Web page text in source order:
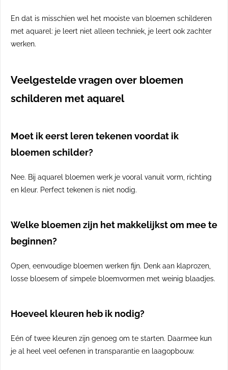
En dat is misschien wel het mooiste van bloemen schilderen
met aquarel: je leert niet alleen techniek, je leert ook zachter
werken.
Veelgestelde vragen over bloemen
schilderen met aquarel
Moet ik eerst leren tekenen voordat ik
bloemen schilder?
Nee. Bij aquarel bloemen werk je vooral vanuit vorm, richting
en kleur. Perfect tekenen is niet nodig.
Welke bloemen zijn het makkelijkst om mee te
beginnen?
Open, eenvoudige bloemen werken fijn. Denk aan klaprozen,
losse bloesem of simpele bloemvormen met weinig blaadjes.
Hoeveel kleuren heb ik nodig?
Eén of twee kleuren zijn genoeg om te starten. Daarmee kun
je al heel veel oefenen in transparantie en laagopbouw.